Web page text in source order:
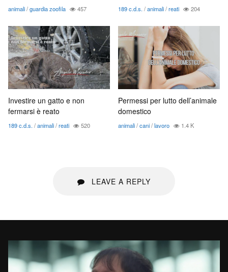
animali/guardia zoofila 457 189 c.d.s. /animali/reati 204
Investire un gatto e non
fermarsi è reato
189 c.d.s./animali/reati 520
Permessi per lutto dell’animale
domestico
animali/cani/lavoro 1.4 K
LEAVE A REPLY